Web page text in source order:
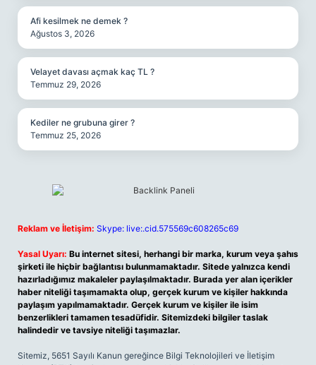
Afi kesilmek ne demek ?
Ağustos 3, 2026
Velayet davası açmak kaç TL ?
Temmuz 29, 2026
Kediler ne grubuna girer ?
Temmuz 25, 2026
Reklam ve İletişim: Skype: live:.cid.575569c608265c69
Yasal Uyarı: Bu internet sitesi, herhangi bir marka, kurum veya şahıs
şirketi ile hiçbir bağlantısı bulunmamaktadır. Sitede yalnızca kendi
hazırladığımız makaleler paylaşılmaktadır. Burada yer alan içerikler
haber niteliği taşımamakta olup, gerçek kurum ve kişiler hakkında
paylaşım yapılmamaktadır. Gerçek kurum ve kişiler ile isim
benzerlikleri tamamen tesadüfidir. Sitemizdeki bilgiler taslak
halindedir ve tavsiye niteliği taşımazlar.
Sitemiz, 5651 Sayılı Kanun gereğince Bilgi Teknolojileri ve İletişim